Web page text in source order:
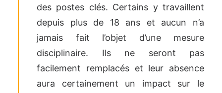
des postes clés. Certains y travaillent
depuis plus de 18 ans et aucun n’a
jamais fait l’objet d’une mesure
disciplinaire. Ils ne seront pas
facilement remplacés et leur absence
aura certainement un impact sur le